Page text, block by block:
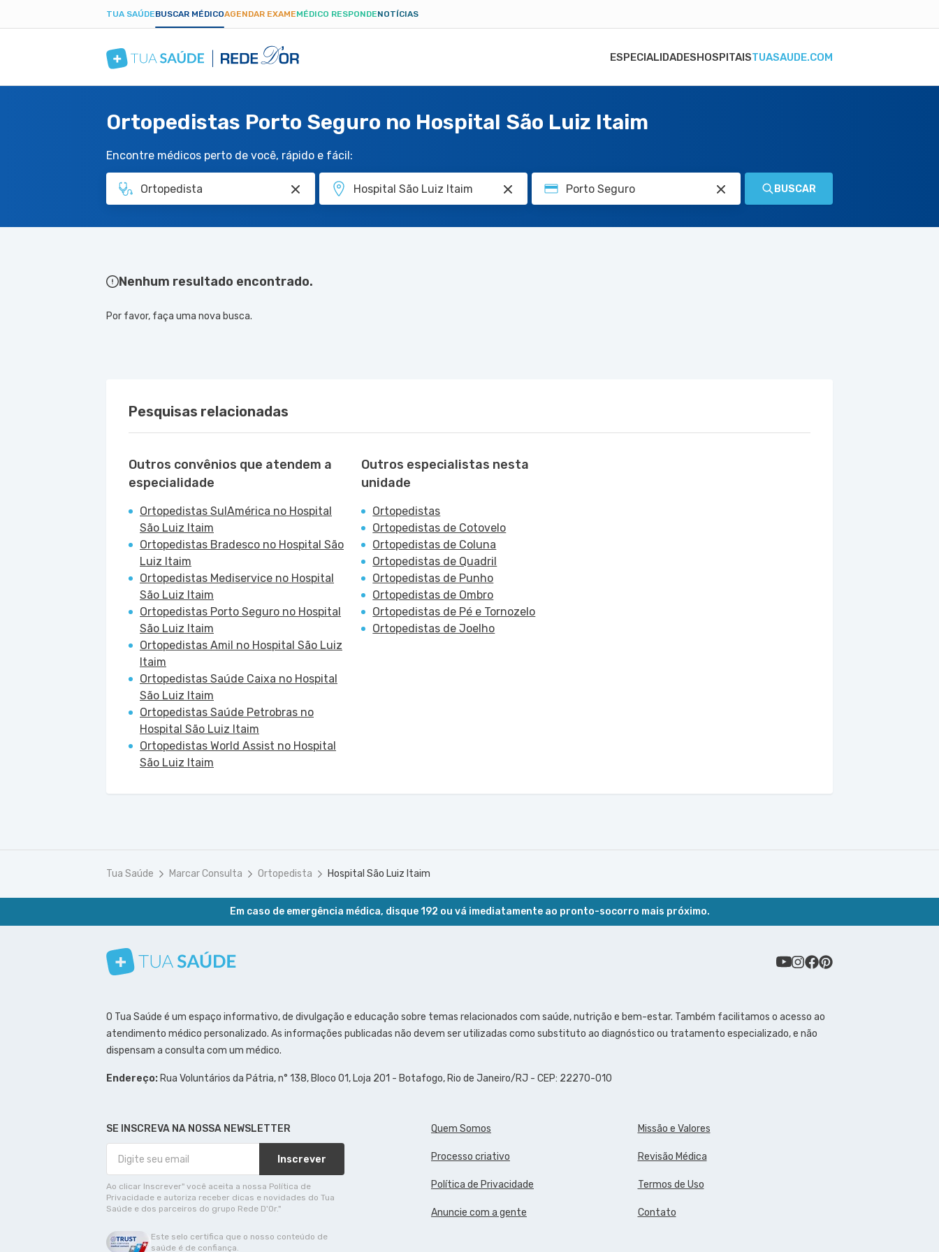
TUA SAÚDEBUSCAR MÉDICOAGENDAR EXAMEMÉDICO RESPONDENOTÍCIAS
ESPECIALIDADESHOSPITAISTUASAUDE.COM
Ortopedistas Porto Seguro no Hospital São Luiz Itaim
Encontre médicos perto de você, rápido e fácil:
BUSCAR
Nenhum resultado encontrado.
Por favor, faça uma nova busca.
Pesquisas relacionadas
Outros convênios que atendem a
especialidade
Ortopedistas SulAmérica no Hospital
São Luiz Itaim
Ortopedistas Bradesco no Hospital São
Luiz Itaim
Ortopedistas Mediservice no Hospital
São Luiz Itaim
Ortopedistas Porto Seguro no Hospital
São Luiz Itaim
Ortopedistas Amil no Hospital São Luiz
Itaim
Ortopedistas Saúde Caixa no Hospital
São Luiz Itaim
Ortopedistas Saúde Petrobras no
Hospital São Luiz Itaim
Ortopedistas World Assist no Hospital
São Luiz Itaim
Outros especialistas nesta
unidade
Ortopedistas
Ortopedistas de Cotovelo
Ortopedistas de Coluna
Ortopedistas de Quadril
Ortopedistas de Punho
Ortopedistas de Ombro
Ortopedistas de Pé e Tornozelo
Ortopedistas de Joelho
Tua Saúde Marcar Consulta Ortopedista Hospital São Luiz Itaim
Em caso de emergência médica, disque 192 ou vá imediatamente ao pronto-socorro mais próximo.
Conheça nosso canal
Siga a gente no Instagram
Siga a gente no Facebook
Siga a gente no Pinterest
O Tua Saúde é um espaço informativo, de divulgação e educação sobre temas relacionados com saúde, nutrição e bem-estar. Também facilitamos o acesso ao
atendimento médico personalizado. As informações publicadas não devem ser utilizadas como substituto ao diagnóstico ou tratamento especializado, e não
dispensam a consulta com um médico.
Endereço: Rua Voluntários da Pátria, n° 138, Bloco 01, Loja 201 - Botafogo, Rio de Janeiro/RJ - CEP: 22270-010
SE INSCREVA NA NOSSA NEWSLETTER
Inscrever
Ao clicar Inscrever" você aceita a nossa Política de
Privacidade e autoriza receber dicas e novidades do Tua
Saúde e dos parceiros do grupo Rede D'Or."
Quem Somos Missão e Valores
Processo criativo Revisão Médica
Política de Privacidade Termos de Uso
Anuncie com a gente Contato
Este selo certifica que o nosso conteúdo de
saúde é de confiança.